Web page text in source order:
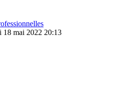
18 mai 2022 20:13